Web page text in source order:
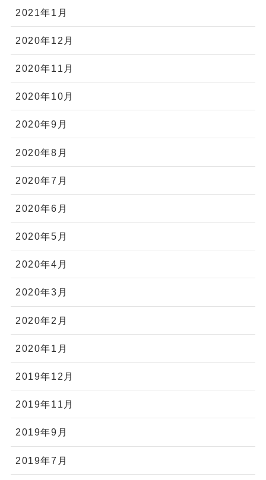
2021年1月
2020年12月
2020年11月
2020年10月
2020年9月
2020年8月
2020年7月
2020年6月
2020年5月
2020年4月
2020年3月
2020年2月
2020年1月
2019年12月
2019年11月
2019年9月
2019年7月